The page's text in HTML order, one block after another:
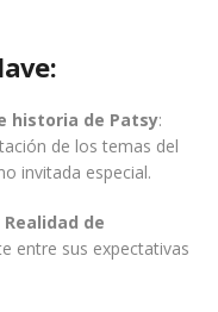
historia de Patsy:
de los temas del
invitada especial.
de
entre sus expectativas